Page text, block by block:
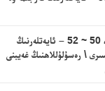
ئەنئام سۈرىسى، 50 ~ 52 – ئايەتلەرنىڭ
\ رەسۇلۇللاھنىڭ غەيبنى